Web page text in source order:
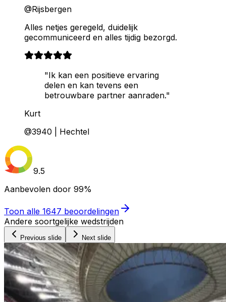
@Rijsbergen
Alles netjes geregeld, duidelijk
gecommuniceerd en alles tijdig bezorgd.
"Ik kan een positieve ervaring
delen en kan tevens een
betrouwbare partner aanraden."
Kurt
@3940 | Hechtel
9.5
Aanbevolen door 99%
Toon alle 1647 beoordelingen
Andere soortgelijke wedstrijden
Previous slide Next slide